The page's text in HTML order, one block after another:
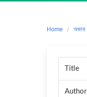
Home অজানা
Title
Author